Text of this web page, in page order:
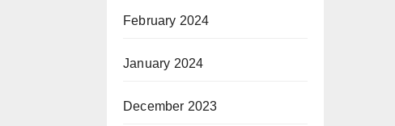
February 2024
January 2024
December 2023